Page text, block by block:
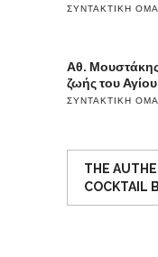
ΣΥΝΤΑΚΤΙΚΉ
Αθ. Μουστάκης:
ζωής του
ΣΥΝΤΑΚΤΙΚΉ
THE
COCKTAIL